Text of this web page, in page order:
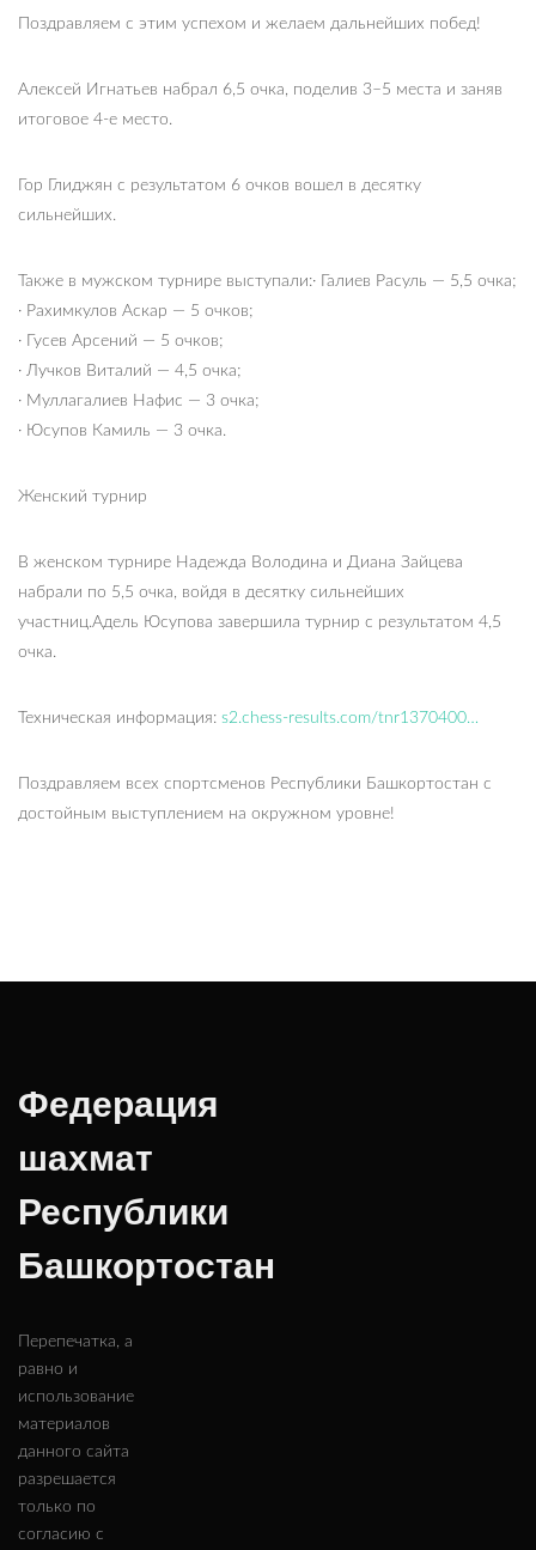
Поздравляем с этим успехом и желаем дальнейших побед!
Алексей Игнатьев набрал 6,5 очка, поделив 3–5 места и заняв
итоговое 4-е место.
Гор Глиджян с результатом 6 очков вошел в десятку
сильнейших.
Также в мужском турнире выступали:· Галиев Расуль — 5,5 очка;
· Рахимкулов Аскар — 5 очков;
· Гусев Арсений — 5 очков;
· Лучков Виталий — 4,5 очка;
· Муллагалиев Нафис — 3 очка;
· Юсупов Камиль — 3 очка.
Женский турнир
В женском турнире Надежда Володина и Диана Зайцева
набрали по 5,5 очка, войдя в десятку сильнейших
участниц.Адель Юсупова завершила турнир с результатом 4,5
очка.
Техническая информация: s2.chess-results.com/tnr1370400…
Поздравляем всех спортсменов Республики Башкортостан с
достойным выступлением на окружном уровне!
Федерация
шахмат
Республики
Башкортостан
Перепечатка, а
равно и
использование
материалов
данного сайта
разрешается
только по
согласию с